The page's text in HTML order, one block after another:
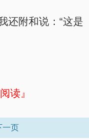
还附和说：“这是
读』
一页